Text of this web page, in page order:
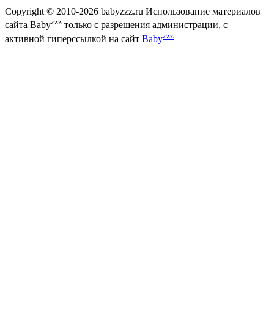
Copyright © 2010-2026 babyzzz.ru Использование материалов
сайта Babyzzz только с разрешения администрации, с
активной гиперссылкой на сайт Babyzzz